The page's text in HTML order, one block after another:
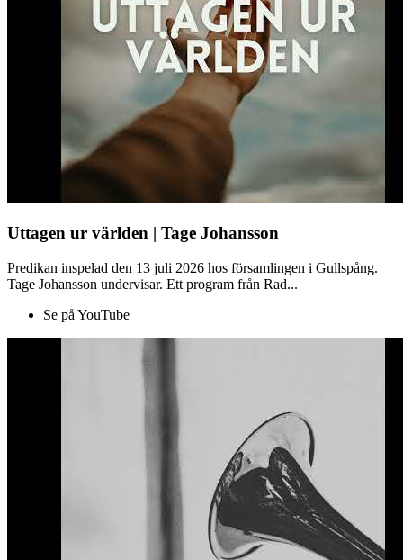
Uttagen ur världen | Tage Johansson
Predikan inspelad den 13 juli 2026 hos församlingen i Gullspång.
Tage Johansson undervisar. Ett program från Rad...
Se på YouTube